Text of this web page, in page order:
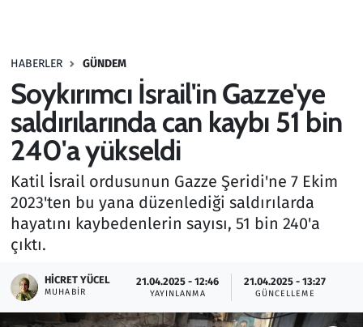
HABERLER GÜNDEM
Soykırımcı İsrail'in Gazze'ye
saldırılarında can kaybı 51 bin
240'a yükseldi
Katil İsrail ordusunun Gazze Şeridi'ne 7 Ekim
2023'ten bu yana düzenlediği saldırılarda
hayatını kaybedenlerin sayısı, 51 bin 240'a
çıktı.
HICRET YÜCEL
MUHABIR
21.04.2025 - 12:46
YAYINLANMA
21.04.2025 - 13:27
GÜNCELLEME
Haber
Kültür Sanat
Kurumsal Haberler
Lezzet Durağı
Memur ve Kamu
Otomobil
Oyun